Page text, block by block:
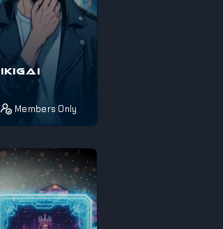
Ikigai
Members Only
Pois é! Se estás
perdido sobre o
que fazer da vida
ou não sabes
como aproveita...